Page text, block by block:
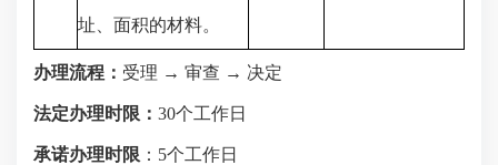
址、面积的材料。
办理流程： 受理 → 审查 → 决定
法定办理时限： 30个工作日
承诺办理时限 ： 5个工作日